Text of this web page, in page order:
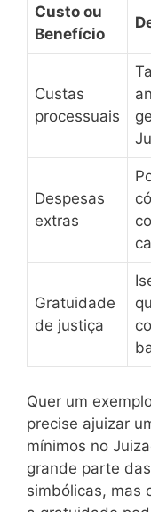
Custo ou
Benefício
Custas
processuais
Despesas
extras
Gratuidade
de justiça
Quer um
precise ajuizar
mínimos no
grande parte
simbólicas, mas